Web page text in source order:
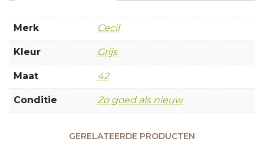
Merk Cecil
Kleur Grijs
Maat 42
Conditie Zo goed als nieuw
GERELATEERDE PRODUCTEN